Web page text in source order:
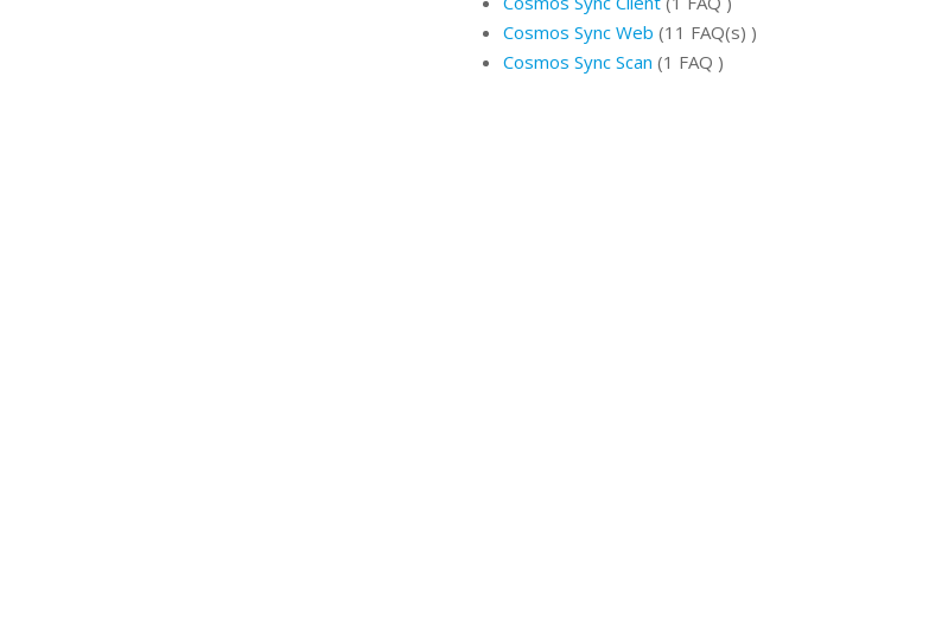
Cosmos Sync Web (11 FAQ(s) )
Cosmos Sync Scan (1 FAQ )